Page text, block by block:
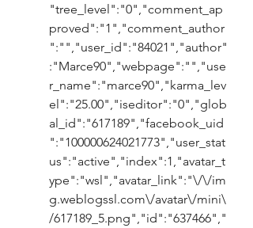
"tree_level":"0","comment_ap
proved":"1","comment_author
":"","user_id":"84021","author"
:"Marce90","webpage":"","use
r_name":"marce90","karma_lev
el":"25.00","iseditor":"0","glob
al_id":"617189","facebook_uid
":"100000624021773","user_stat
us":"active","index":1,"avatar_t
ype":"wsl","avatar_link":"\/\/im
g.weblogssl.com\/avatar\/mini\
/617189_5.png","id":"637466","